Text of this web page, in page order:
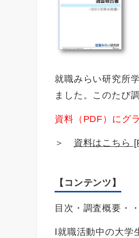
就職みらい研究所
ました。このたび
資料（PDF）にグ
＞ 資料はこちら
【コンテンツ】
目次・調査概要・
Ⅰ就職活動中の大学